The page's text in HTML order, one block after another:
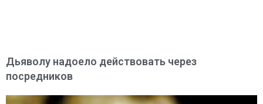
Дьяволу надоело действовать через
посредников